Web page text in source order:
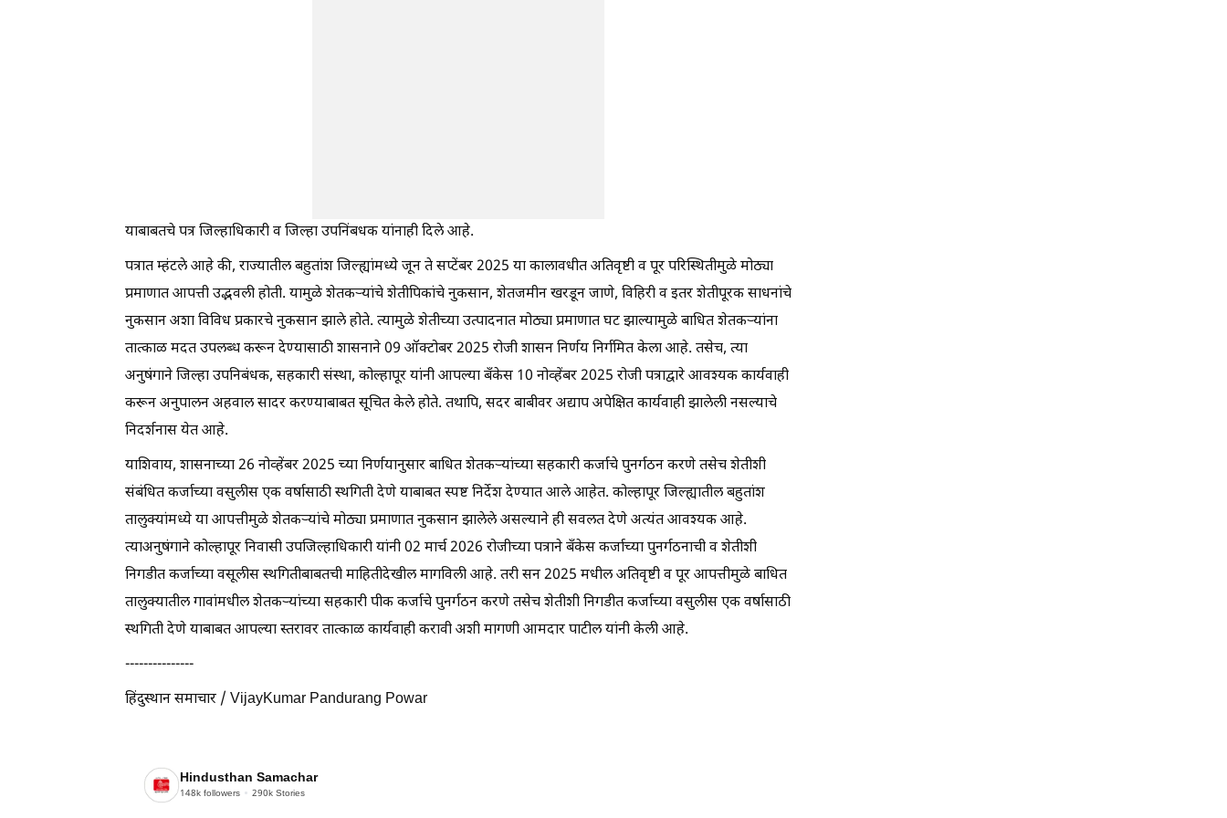
याबाबतचे पत्र जिल्हाधिकारी व जिल्हा उपनिंबधक यांनाही दिले आहे.
पत्रात म्हंटले आहे की, राज्यातील बहुतांश जिल्ह्यांमध्ये जून ते सप्टेंबर 2025 या कालावधीत अतिवृष्टी व पूर परिस्थितीमुळे मोठ्या
प्रमाणात आपत्ती उद्भवली होती. यामुळे शेतकऱ्यांचे शेतीपिकांचे नुकसान, शेतजमीन खरडून जाणे, विहिरी व इतर शेतीपूरक साधनांचे
नुकसान अशा विविध प्रकारचे नुकसान झाले होते. त्यामुळे शेतीच्या उत्पादनात मोठ्या प्रमाणात घट झाल्यामुळे बाधित शेतकऱ्यांना
तात्काळ मदत उपलब्ध करून देण्यासाठी शासनाने 09 ऑक्टोबर 2025 रोजी शासन निर्णय निर्गमित केला आहे. तसेच, त्या
अनुषंगाने जिल्हा उपनिबंधक, सहकारी संस्था, कोल्हापूर यांनी आपल्या बँकेस 10 नोव्हेंबर 2025 रोजी पत्राद्वारे आवश्यक कार्यवाही
करून अनुपालन अहवाल सादर करण्याबाबत सूचित केले होते. तथापि, सदर बाबीवर अद्याप अपेक्षित कार्यवाही झालेली नसल्याचे
निदर्शनास येत आहे.
याशिवाय, शासनाच्या 26 नोव्हेंबर 2025 च्या निर्णयानुसार बाधित शेतकऱ्यांच्या सहकारी कर्जाचे पुनर्गठन करणे तसेच शेतीशी
संबंधित कर्जाच्या वसुलीस एक वर्षासाठी स्थगिती देणे याबाबत स्पष्ट निर्देश देण्यात आले आहेत. कोल्हापूर जिल्ह्यातील बहुतांश
तालुक्यांमध्ये या आपत्तीमुळे शेतकऱ्यांचे मोठ्या प्रमाणात नुकसान झालेले असल्याने ही सवलत देणे अत्यंत आवश्यक आहे.
त्याअनुषंगाने कोल्हापूर निवासी उपजिल्हाधिकारी यांनी 02 मार्च 2026 रोजीच्या पत्राने बँकेस कर्जाच्या पुनर्गठनाची व शेतीशी
निगडीत कर्जाच्या वसूलीस स्थगितीबाबतची माहितीदेखील मागविली आहे. तरी सन 2025 मधील अतिवृष्टी व पूर आपत्तीमुळे बाधित
तालुक्यातील गावांमधील शेतकऱ्यांच्या सहकारी पीक कर्जाचे पुनर्गठन करणे तसेच शेतीशी निगडीत कर्जाच्या वसुलीस एक वर्षासाठी
स्थगिती देणे याबाबत आपल्या स्तरावर तात्काळ कार्यवाही करावी अशी मागणी आमदार पाटील यांनी केली आहे.
---------------
हिंदुस्थान समाचार / VijayKumar Pandurang Powar
Hindusthan Samachar
148k followers 290k Stories